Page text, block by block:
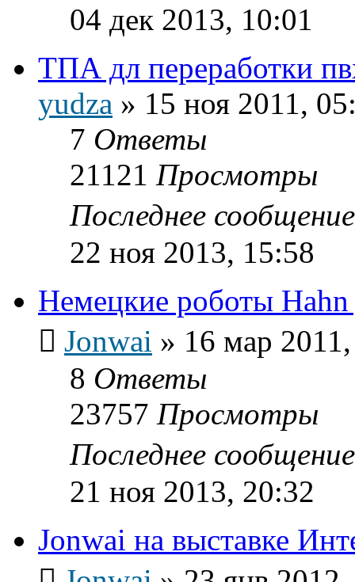
04 дек 2013, 10:01
ТПА дл переработки
yudza » 15 ноя 2011,
7 Ответы
21121 Просмотры
Последнее
22 ноя 2013, 15:58
Немецкие роботы
Jonwai » 16 мар
8 Ответы
23757 Просмотры
Последнее
21 ноя 2013, 20:32
Jonwai на выставке